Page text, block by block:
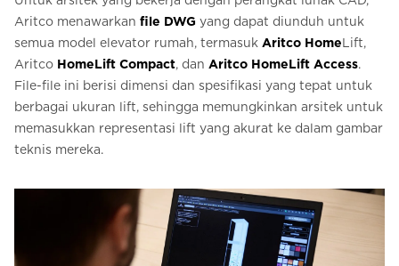
Aritco menawarkan file DWG yang dapat diunduh untuk
semua model elevator rumah, termasuk Aritco HomeLift,
Aritco HomeLift Compact, dan Aritco HomeLift Access.
File-file ini berisi dimensi dan spesifikasi yang tepat untuk
berbagai ukuran lift, sehingga memungkinkan arsitek untuk
memasukkan representasi lift yang akurat ke dalam gambar
teknis mereka.